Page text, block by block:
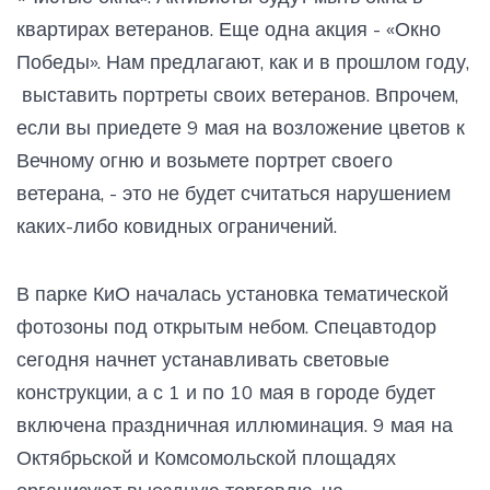
квартирах ветеранов. Еще одна акция - «Окно
Победы». Нам предлагают, как и в прошлом году,
выставить портреты своих ветеранов. Впрочем,
если вы приедете 9 мая на возложение цветов к
Вечному огню и возьмете портрет своего
ветерана, - это не будет считаться нарушением
каких-либо ковидных ограничений.
В парке КиО началась установка тематической
фотозоны под открытым небом. Спецавтодор
сегодня начнет устанавливать световые
конструкции, а с 1 и по 10 мая в городе будет
включена праздничная иллюминация. 9 мая на
Октябрьской и Комсомольской площадях